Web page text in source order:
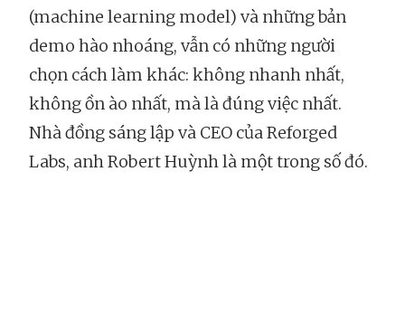
(machine learning model) và những bản
demo hào nhoáng, vẫn có những người
chọn cách làm khác: không nhanh nhất,
không ồn ào nhất, mà là đúng việc nhất.
Nhà đồng sáng lập và CEO của Reforged
Labs, anh Robert Huỳnh là một trong số đó.